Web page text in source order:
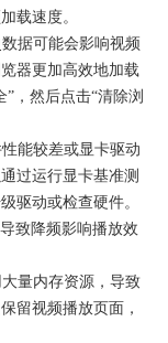
载速度。
据可能会影响视频
器更加高效地加载
，然后点击“清除浏
能较差或显卡驱动
过运行显卡基准测
驱动或检查硬件。
致降频影响播放效
量内存资源，导致
留视频播放页面，